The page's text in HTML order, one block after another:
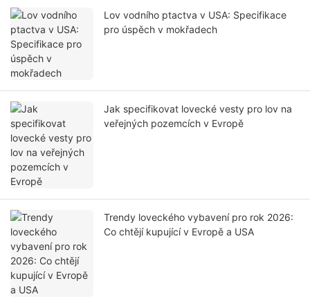
Lov vodního ptactva v USA: Specifikace
pro úspěch v mokřadech
Jak specifikovat lovecké vesty pro lov na
veřejných pozemcích v Evropě
Trendy loveckého vybavení pro rok 2026:
Co chtějí kupující v Evropě a USA